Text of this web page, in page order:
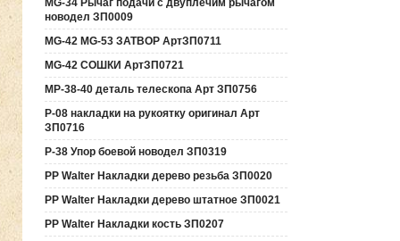
MG-34 Рычаг подачи с двуплечим рычагом
новодел ЗП0009
MG-42 MG-53 ЗАТВОР АртЗП0711
MG-42 СОШКИ АртЗП0721
MP-38-40 деталь телескопа Арт ЗП0756
P-08 накладки на рукоятку оригинал Арт
ЗП0716
P-38 Упор боевой новодел ЗП0319
PP Walter Накладки дерево резьба ЗП0020
PP Walter Накладки дерево штатное ЗП0021
PP Walter Накладки кость ЗП0207